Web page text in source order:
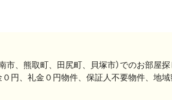
市、熊取町、田尻町、貝塚市）でのお部屋
円、礼金０円物件、保証人不要物件、地